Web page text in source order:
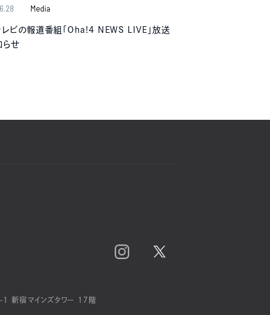
Media
レビの報道番組「Oha!4 NEWS LIVE」放送
らせ
新宿マインズタワー 17階